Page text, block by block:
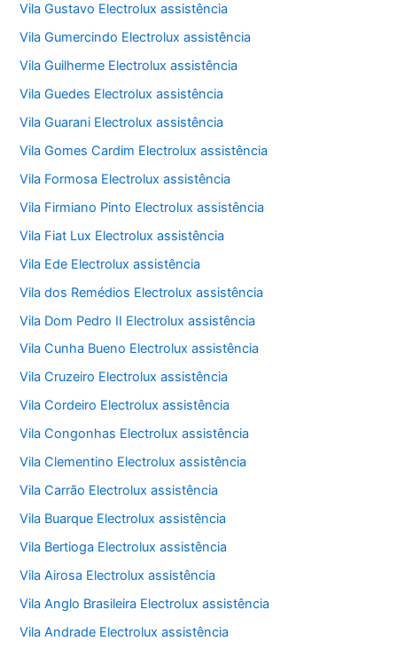
Vila Gustavo Electrolux assistência
Vila Gumercindo Electrolux assistência
Vila Guilherme Electrolux assistência
Vila Guedes Electrolux assistência
Vila Guarani Electrolux assistência
Vila Gomes Cardim Electrolux assistência
Vila Formosa Electrolux assistência
Vila Firmiano Pinto Electrolux assistência
Vila Fiat Lux Electrolux assistência
Vila Ede Electrolux assistência
Vila dos Remédios Electrolux assistência
Vila Dom Pedro II Electrolux assistência
Vila Cunha Bueno Electrolux assistência
Vila Cruzeiro Electrolux assistência
Vila Cordeiro Electrolux assistência
Vila Congonhas Electrolux assistência
Vila Clementino Electrolux assistência
Vila Carrão Electrolux assistência
Vila Buarque Electrolux assistência
Vila Bertioga Electrolux assistência
Vila Airosa Electrolux assistência
Vila Anglo Brasileira Electrolux assistência
Vila Andrade Electrolux assistência